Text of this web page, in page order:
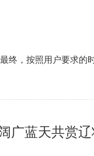
，按照用户要求的时
广蓝天共赏